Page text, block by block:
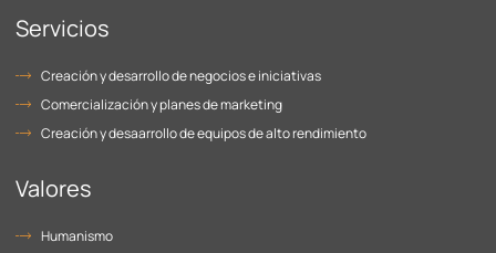
Servicios
Creación y desarrollo de negocios e iniciativas
Comercialización y planes de marketing
Creación y desaarrollo de equipos de alto rendimiento
Valores
Humanismo